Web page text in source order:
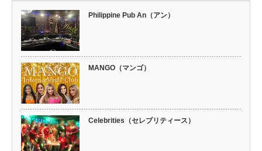
Philippine Pub An（アン）
MANGO（マンゴ）
Celebrities（セレブリティース）